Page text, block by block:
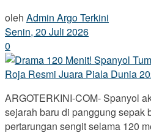
oleh Admin Argo Terkini
Senin, 20 Juli 2026
0
ARGOTERKINI-COM- Spanyol
sejarah baru di panggung sepak
pertarungan sengit selama 120